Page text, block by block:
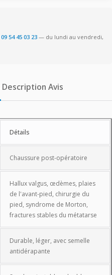
09 54 45 03 23 — du lundi au vendredi,
Description Avis
Détails
Chaussure post-opératoire
Hallux valgus, œdèmes, plaies
de l'avant-pied, chirurgie du
pied, syndrome de Morton,
fractures stables du métatarse
Durable, léger, avec semelle
antidérapante